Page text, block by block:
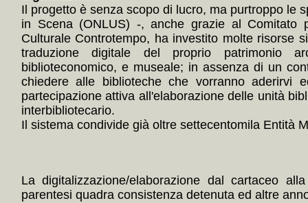
Il progetto è senza scopo di lucro, ma purtroppo le
in Scena (ONLUS) -, anche grazie al Comitato
Culturale Controtempo, ha investito molte risorse
traduzione digitale del proprio patrimonio
biblioteconomico, e museale; in assenza di un
chiedere alle biblioteche che vorranno aderirvi
partecipazione attiva all'elaborazione delle unità
interbibliotecario.
Il sistema condivide già oltre settecentomila Entità
La digitalizzazione/elaborazione dal cartaceo
parentesi quadra consistenza detenuta ed altre